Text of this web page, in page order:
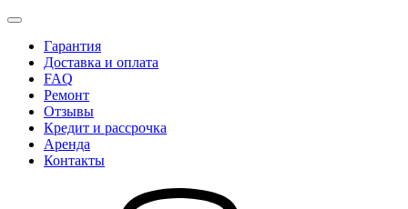
Гарантия
Доставка и оплата
FAQ
Ремонт
Отзывы
Кредит и рассрочка
Аренда
Контакты